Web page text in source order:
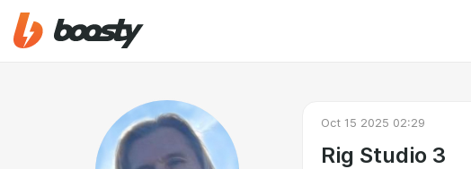
Oct 15 2025 02:29
Rig Studio 3